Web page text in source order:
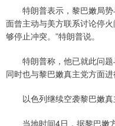
特朗普表示，黎巴嫩局势
面曾主动与美方联系讨论停
够停止冲突。”特朗普说。
特朗普称，他已就此问题
同时也与黎巴嫩真主党方面进
以色列继续空袭黎巴嫩真
当地时间4日，据黎巴嫩